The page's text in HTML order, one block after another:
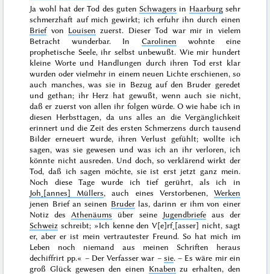
Ja wohl hat der Tod des guten Schwagers in Haarburgsehr
schmerzhaft auf mich gewirkt; ich erfuhr ihn durch einen
Briefvon Louisen zuerst. Dieser Tod war mir in vielem
Betracht wunderbar. In Carolinen wohnte eine
prophetische Seele, ihr selbst unbewußt. Wie mir hundert
kleine Worte und Handlungen durch ihren Tod erst klar
wurden oder vielmehr in einem neuen Lichte erschienen, so
auch manches, was sie in Bezug auf den Bruder geredet
und gethan; ihr Herz hat gewußt, wenn auch sie nicht,
daß er zuerst von allen ihr folgen würde. O wie habe ich in
diesen Herbsttagen, da uns alles an die Vergänglichkeit
erinnert und die Zeit des ersten Schmerzens durch tausend
Bilder erneuert wurde, ihren Verlust gefühlt; wollte ich
sagen, was sie gewesen und was ich an ihr verloren, ich
könnte nicht ausreden. Und doch, so verklärend wirkt der
Tod, daß ich sagen möchte, sie ist erst jetzt ganz mein.
Noch diese Tage wurde ich tief gerührt, als ich in
Joh˖[annes] Müllers, auch eines Verstorbenen, Werken
jenen Brief an seinen Bruderlas, darinn er ihm von einer
Notiz desAthenäums über seine Jugendbriefeaus der
Schweiz schreibt; »Ich kenne den V[e]rf˖[asser] nicht, sagt
er, aber er ist mein vertrautester Freund. So hat mich im
Leben noch niemand aus meinen Schriften heraus
dechiffrirt pp.« – DerVerfasser war – sie. – Es wäre mir ein
groß Glück gewesen den einen Knaben zu erhalten, den